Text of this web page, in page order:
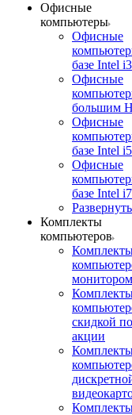
Офисные
компьютеры
Офисные
базе Intel i3
Офисные
большим
Офисные
базе Intel i5
Офисные
базе Intel i7
Комплекты
компьютеров
скидкой по
акции